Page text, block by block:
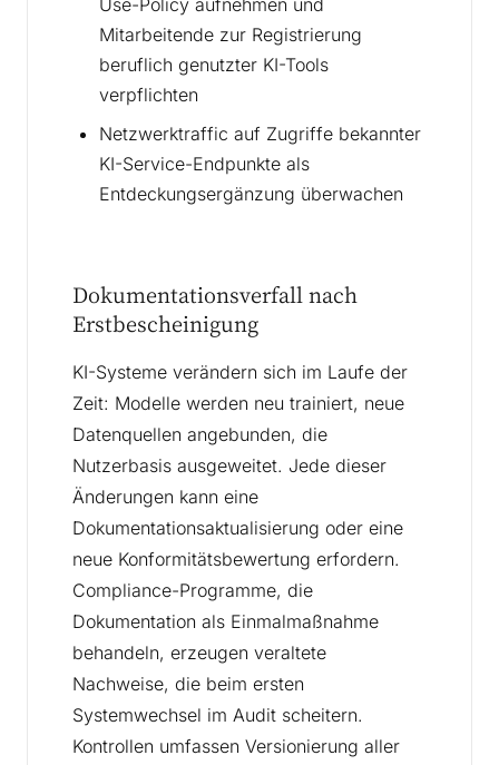
Use-Policy aufnehmen und
Mitarbeitende zur Registrierung
beruflich genutzter KI-Tools
verpflichten
Netzwerktraffic auf Zugriffe bekannter
KI-Service-Endpunkte als
Entdeckungsergänzung überwachen
Dokumentationsverfall nach
Erstbescheinigung
KI-Systeme verändern sich im Laufe der
Zeit: Modelle werden neu trainiert, neue
Datenquellen angebunden, die
Nutzerbasis ausgeweitet. Jede dieser
Änderungen kann eine
Dokumentationsaktualisierung oder eine
neue Konformitätsbewertung erfordern.
Compliance-Programme, die
Dokumentation als Einmalmaßnahme
behandeln, erzeugen veraltete
Nachweise, die beim ersten
Systemwechsel im Audit scheitern.
Kontrollen umfassen Versionierung aller